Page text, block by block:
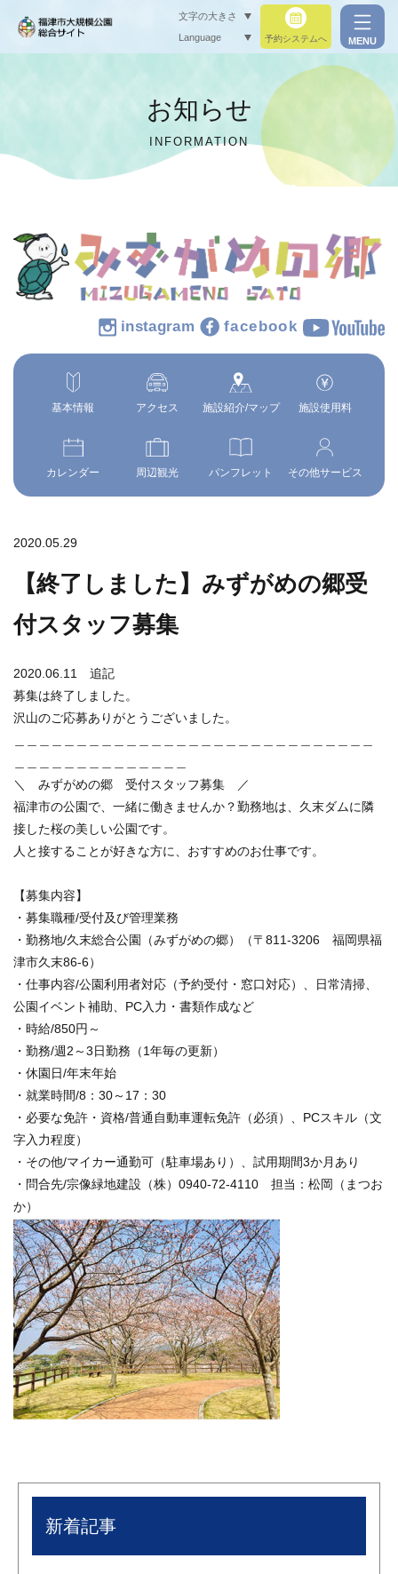
文字の大きさ
Language 予約システムへ MENU
お知らせ
INFORMATION
instagram facebook
基本情報 アクセス 施設紹介/マップ 施設使用料
カレンダー 周辺観光 パンフレット その他サービス
2020.05.29
【終了しました】みずがめの郷受
付スタッフ募集
2020.06.11 追記
募集は終了しました。
沢山のご応募ありがとうございました。
＼ みずがめの郷 受付スタッフ募集 ／
福津市の公園で、一緒に働きませんか？勤務地は、久末ダムに隣
接した桜の美しい公園です。
人と接することが好きな方に、おすすめのお仕事です。
【募集内容】
・募集職種/受付及び管理業務
・勤務地/久末総合公園（みずがめの郷）（〒811-3206 福岡県福
津市久末86-6）
・仕事内容/公園利用者対応（予約受付・窓口対応）、日常清掃、
公園イベント補助、PC入力・書類作成など
・時給/850円～
・勤務/週2～3日勤務（1年毎の更新）
・休園日/年末年始
・就業時間/8：30～17：30
・必要な免許・資格/普通自動車運転免許（必須）、PCスキル（文
字入力程度）
・その他/マイカー通勤可（駐車場あり）、試用期間3か月あり
・問合先/宗像緑地建設（株）0940-72-4110 担当：松岡（まつお
か）
新着記事